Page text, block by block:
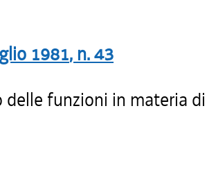
1981, n.43
delle funzioni in materia